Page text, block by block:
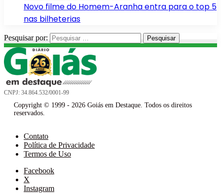
Novo filme do Homem-Aranha entra para o top 5
nas bilheterias
Pesquisar por:
CNPJ: 34.864.532/0001-99
Copyright © 1999 - 2026 Goiás em Destaque. Todos os direitos
reservados.
Contato
Política de Privacidade
Termos de Uso
Facebook
X
Instagram